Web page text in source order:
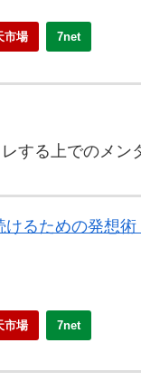
市場 7net
する上でのメン
るための発想
市場 7net